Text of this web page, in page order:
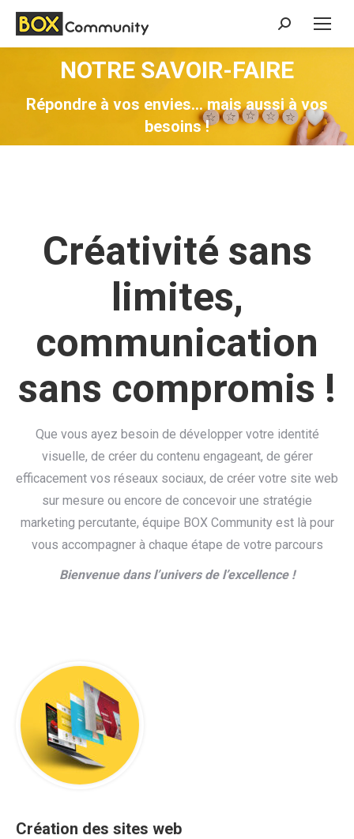
Search:
NOTRE SAVOIR-FAIRE
Répondre à vos envies… mais aussi à vos
besoins !
Vous êtes ici :
Créativité sans
limites,
communication
sans compromis !
Que vous ayez besoin de développer votre identité
visuelle, de créer du contenu engageant, de gérer
efficacement vos réseaux sociaux, de créer votre site web
sur mesure ou encore de concevoir une stratégie
marketing percutante, équipe BOX Community est là pour
vous accompagner à chaque étape de votre parcours
Bienvenue dans l’univers de l’excellence !
Création des sites web